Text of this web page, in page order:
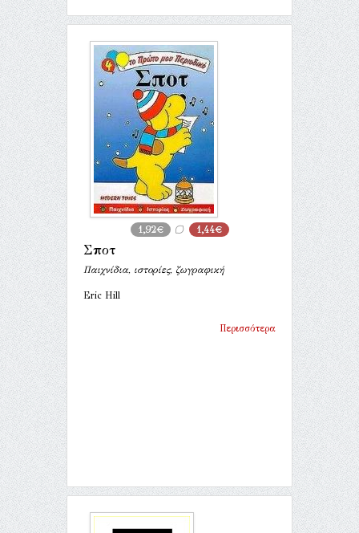
1,92€ 1,44€
Σποτ
Παιχνίδια, ιστορίες, ζωγραφική
Eric Hill
Περισσότερα